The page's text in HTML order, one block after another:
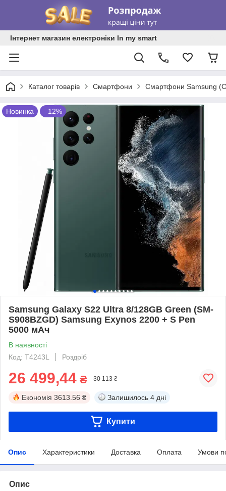
Інтернет магазин електроніки In my smart
Каталог товарів Смартфони Смартфони Samsung
Новинка –12%
Samsung Galaxy S22 Ultra 8/128GB Green (SM-
S908BZGD) Samsung Exynos 2200 + S Pen
5000 мАч
В наявності
Код: T4243L
Роздріб
26 499,44 ₴ 30 113 ₴
Економія 3613.56 ₴ Залишилось 4 дні
Купити
Опис Характеристики Доставка Оплата Умови
Опис